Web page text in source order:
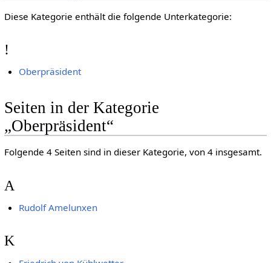
Diese Kategorie enthält die folgende Unterkategorie:
!
Oberpräsident
Seiten in der Kategorie
„Oberpräsident“
Folgende 4 Seiten sind in dieser Kategorie, von 4 insgesamt.
A
Rudolf Amelunxen
K